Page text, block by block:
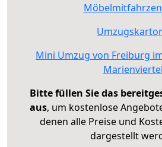
Mini Umzug von Freiburg
Marienviertel
Bitte füllen Sie das
aus, um kostenlose
denen alle Preise und
dargestellt